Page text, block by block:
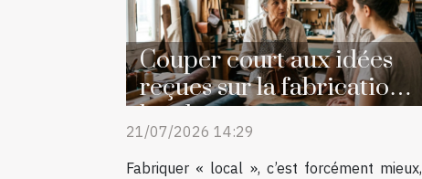
Couper court aux idées
reçues sur la fabrication
locale
21/07/2026 14:29
Fabriquer « local », c’est forcément mieux,